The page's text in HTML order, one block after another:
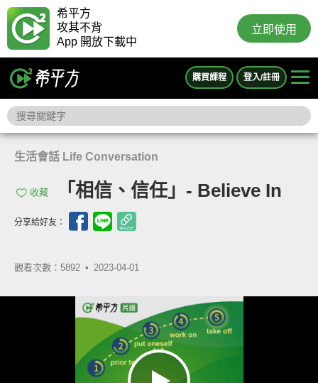
希平方
攻其不背
App 開放下載中
立即使用
購買課程 登入/註冊
生活會話 Life Conversation
收藏 「相信、信任」- Believe In
分享給好友：
觀看次數：5892 • 2023-04-01